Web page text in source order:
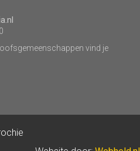
vind je